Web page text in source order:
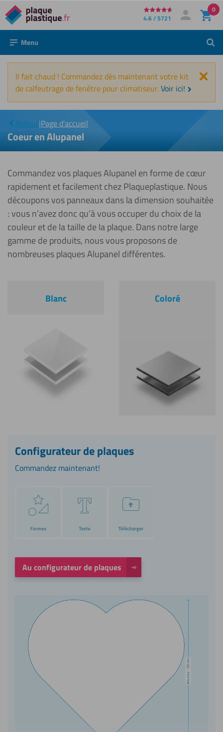
Directement
au
contenu
4.6 / 5721 Mon compte
Se connecter
0
Menu
Il fait chaud ! Commandez dès maintenant votre kit
de calfeutrage de fenêtre pour climatiseur.Voir ici!
Retour|Page d'accueil
en
Alupanel
Coeur en Alupanel
Commandez vos plaques Alupanel en forme de cœur
rapidement et facilement chez Plaqueplastique. Nous
découpons vos panneaux dans la dimension souhaitée
: vous n’avez donc qu’à vous occuper du choix de la
couleur et de la taille de la plaque. Dans notre large
gamme de produits, nous vous proposons de
nombreuses plaques Alupanel différentes.
Blanc Coloré
Configurateur de plaques
Commandez maintenant!
Au configurateur de plaques